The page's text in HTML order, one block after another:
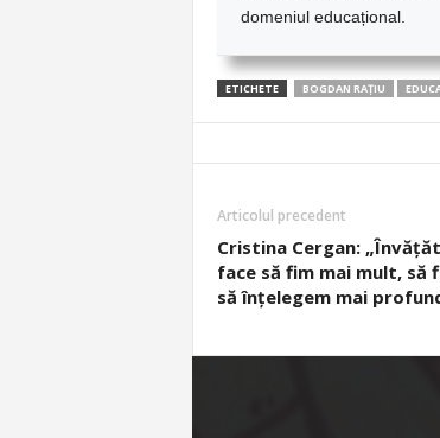
domeniul educațional.
ETICHETE BOGDAN RAȚIU
Articolul precedent
Cristina Cergan:
face să fim mai mult, să
să înțelegem mai